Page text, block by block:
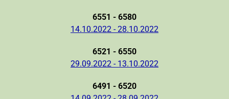
6551 - 6580
14.10.2022 - 28.10.2022
6521 - 6550
29.09.2022 - 13.10.2022
6491 - 6520